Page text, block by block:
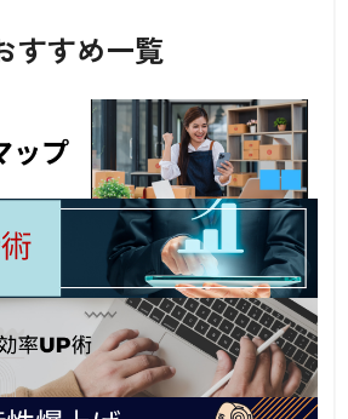
すすめ一覧